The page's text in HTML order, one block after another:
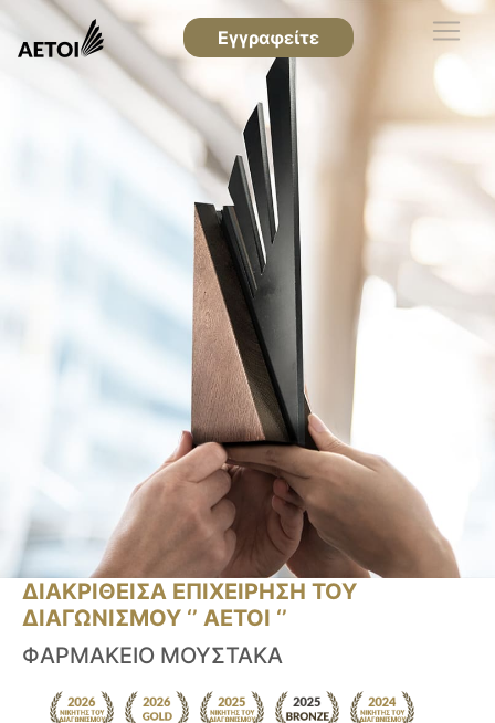
Εγγραφείτε
ΔΙΑΚΡΙΘΕΙΣΑ ΕΠΙΧΕΙΡΗΣΗ ΤΟΥ
ΔΙΑΓΩΝΙΣΜΟΥ ‘’ ΑΕΤΟΙ ‘’
ΦΑΡΜΑΚΕΙΟ ΜΟΥΣΤΑΚΑ